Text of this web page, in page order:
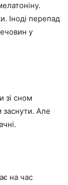
Іноді перепад
у
зі сном
заснути. Але
на час